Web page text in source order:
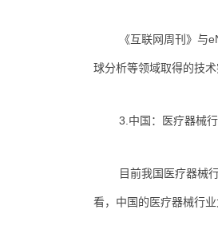
《互联网周刊》与
球分析等领域取得的技
3.中国：医疗器械
目前我国医疗器械
看，中国的医疗器械行